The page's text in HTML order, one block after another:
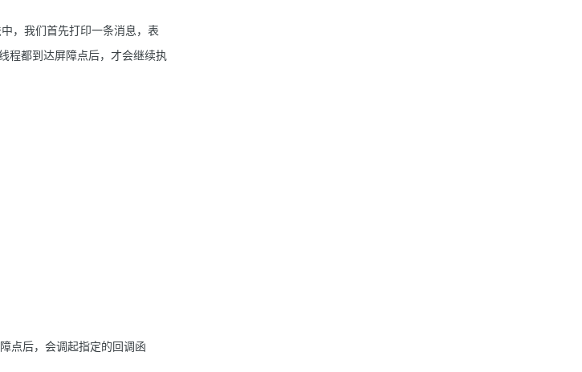
，我们首先打印一条消息，表
程都到达屏障点后，才会继续执
点后，会调起指定的回调函